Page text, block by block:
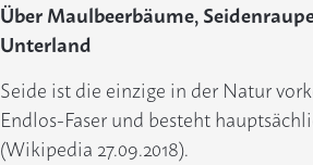
Über Maulbeerbäume,
Unterland
Seide ist die einzige in der Natur
Endlos-Faser und besteht
(Wikipedia 27.09.2018).